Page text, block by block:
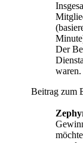
Der
waren.
Beitrag zum